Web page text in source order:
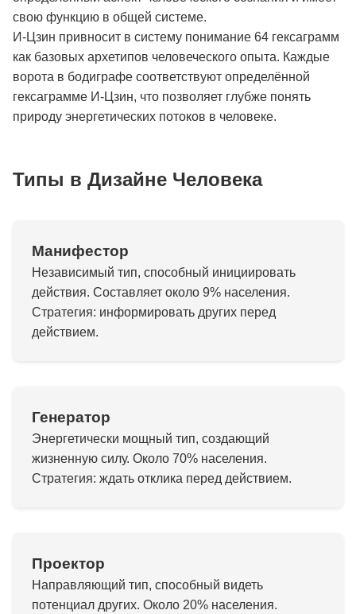
свою функцию в общей системе.
И-Цзин привносит в систему понимание 64 гексаграмм
как базовых архетипов человеческого опыта. Каждые
ворота в бодиграфе соответствуют определённой
гексаграмме И-Цзин, что позволяет глубже понять
природу энергетических потоков в человеке.
Типы в Дизайне Человека
Манифестор
Независимый тип, способный инициировать
действия. Составляет около 9% населения.
Стратегия: информировать других перед
действием.
Генератор
Энергетически мощный тип, создающий
жизненную силу. Около 70% населения.
Стратегия: ждать отклика перед действием.
Проектор
Направляющий тип, способный видеть
потенциал других. Около 20% населения.